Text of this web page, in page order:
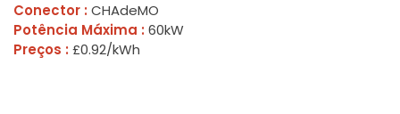
Conector : CHAdeMO
Potência Máxima : 60kW
Preços : £0.92/kWh